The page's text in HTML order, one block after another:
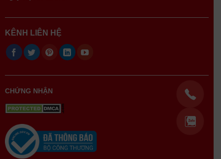
KÊNH LIÊN HỆ
CHỨNG NHẬN